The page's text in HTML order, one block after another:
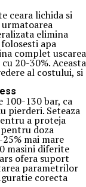
ceara lichida si
urmatoarea
elimina
apa
complet uscarea
20-30%. Aceasta
al costului, si
100-130 bar, ca
pierderi. Seteaza
a proteja
doza
mai mare
masini diferite
ofera suport
parametrilor
corecta